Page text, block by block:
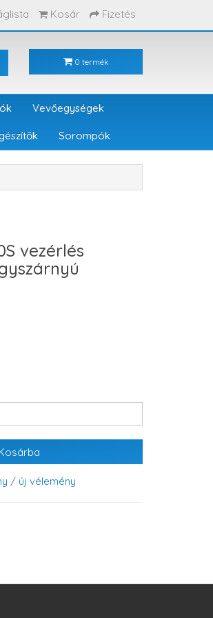
Kosár Fizetés
0 termék
Vevőegységek
Sorompók
vezérlés
/ új vélemény